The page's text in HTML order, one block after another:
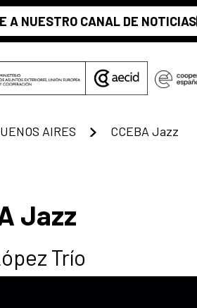
A NUESTRO CANAL DE NOTICIAS
AIRES CCEBA Jazz
Jazz
Trío